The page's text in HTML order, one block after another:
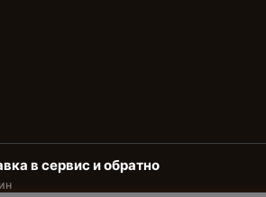
в сервис и обратно